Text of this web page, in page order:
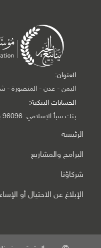
العنوان:
اليمن - عدن - المنصورة -
الحسابات البنكية:
بنك سبأ الإسلامي: 96096 بنك اليمن الدولي : 396836
الرئيسة
البرامج والمشاريع
شركاؤنا
الإبلاغ عن الاحتيال أو